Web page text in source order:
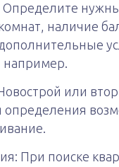
наличие
например.
или
определения
При поиске